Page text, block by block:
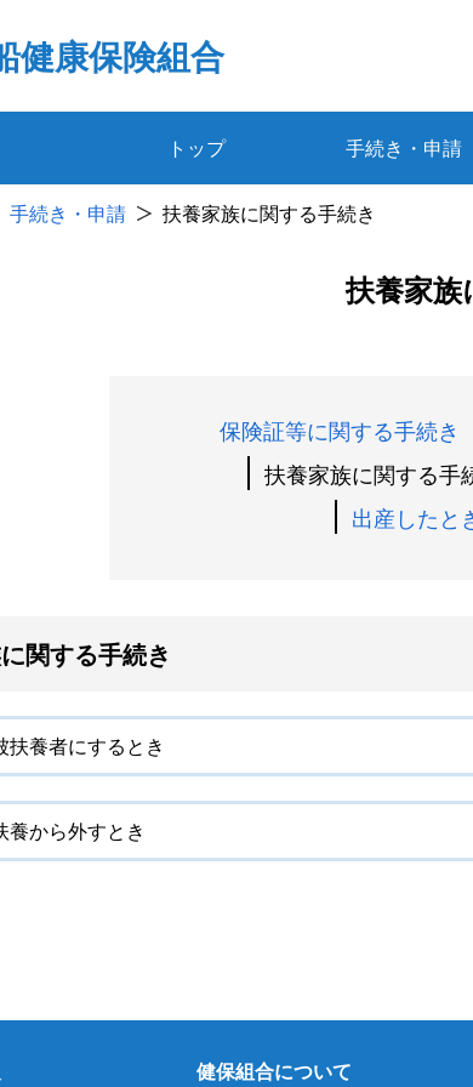
健康保険組合
トップ 手続き・申請
手続き・申請 扶養家族に関する手続き
扶養家族
保険証等に関する手続き
扶養家族に関する手
出産したと
関する手続き
扶養者にするとき
養から外すとき
健保組合について